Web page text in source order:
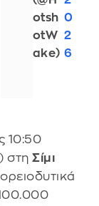
otsh
otW
ake)
0
2
6
10:50
στη Σίμι